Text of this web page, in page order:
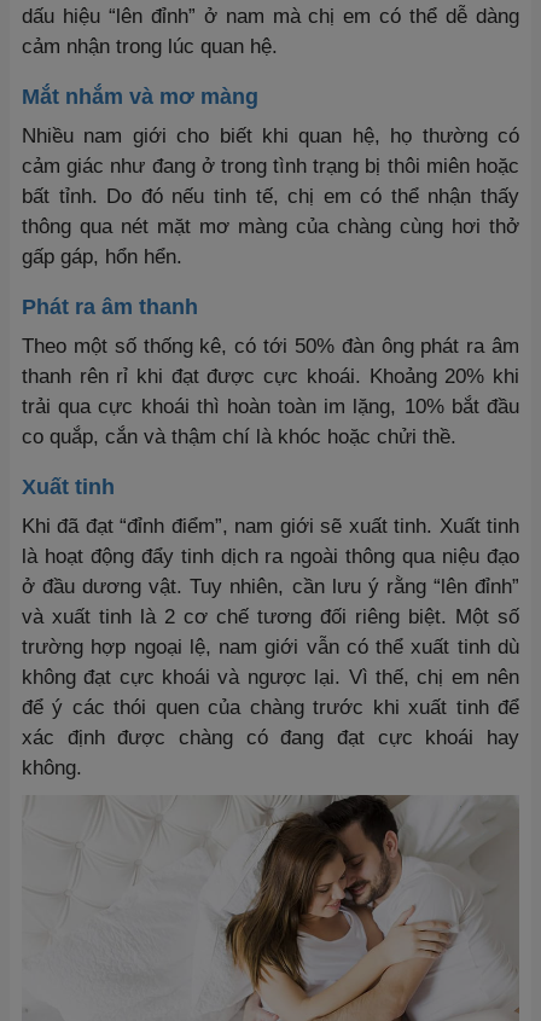
dấu hiệu “lên đỉnh” ở nam mà chị em có thể dễ dàng
cảm nhận trong lúc quan hệ.
Mắt nhắm và mơ màng
Nhiều nam giới cho biết khi quan hệ, họ thường có
cảm giác như đang ở trong tình trạng bị thôi miên hoặc
bất tỉnh. Do đó nếu tinh tế, chị em có thể nhận thấy
thông qua nét mặt mơ màng của chàng cùng hơi thở
gấp gáp, hổn hển.
Phát ra âm thanh
Theo một số thống kê, có tới 50% đàn ông phát ra âm
thanh rên rỉ khi đạt được cực khoái. Khoảng 20% khi
trải qua cực khoái thì hoàn toàn im lặng, 10% bắt đầu
co quắp, cắn và thậm chí là khóc hoặc chửi thề.
Xuất tinh
Khi đã đạt “đỉnh điểm”, nam giới sẽ xuất tinh. Xuất tinh
là hoạt động đẩy tinh dịch ra ngoài thông qua niệu đạo
ở đầu dương vật. Tuy nhiên, cần lưu ý rằng “lên đỉnh”
và xuất tinh là 2 cơ chế tương đối riêng biệt. Một số
trường hợp ngoại lệ, nam giới vẫn có thể xuất tinh dù
không đạt cực khoái và ngược lại. Vì thế, chị em nên
để ý các thói quen của chàng trước khi xuất tinh để
xác định được chàng có đang đạt cực khoái hay
không.